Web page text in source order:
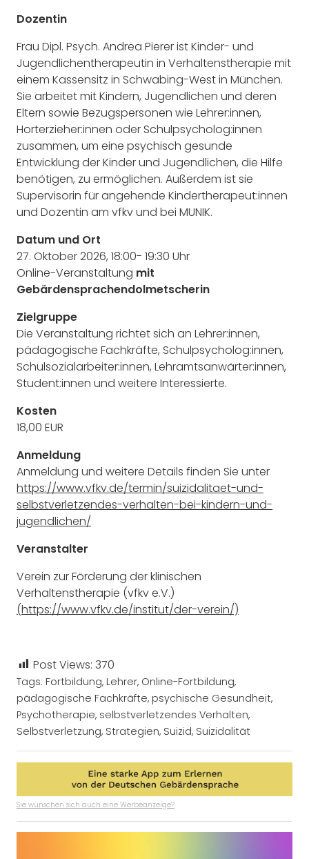
Dozentin
Frau Dipl. Psych. Andrea Pierer ist Kinder- und
Jugendlichentherapeutin in Verhaltenstherapie mit
einem Kassensitz in Schwabing-West in München.
Sie arbeitet mit Kindern, Jugendlichen und deren
Eltern sowie Bezugspersonen wie Lehrer:innen,
Horterzieher:innen oder Schulpsycholog:innen
zusammen, um eine psychisch gesunde
Entwicklung der Kinder und Jugendlichen, die Hilfe
benötigen, zu ermöglichen. Außerdem ist sie
Supervisorin für angehende Kindertherapeut:innen
und Dozentin am vfkv und bei MUNIK.
Datum und Ort
27. Oktober 2026, 18:00- 19:30 Uhr
Online-Veranstaltung mit
Gebärdensprachendolmetscherin
Zielgruppe
Die Veranstaltung richtet sich an Lehrer:innen,
pädagogische Fachkräfte, Schulpsycholog:innen,
Schulsozialarbeiter:innen, Lehramtsanwärter:innen,
Student:innen und weitere Interessierte.
Kosten
18,00 EUR
Anmeldung
Anmeldung und weitere Details finden Sie unter
https://www.vfkv.de/termin/suizidalitaet-und-
selbstverletzendes-verhalten-bei-kindern-und-
jugendlichen/
Veranstalter
Verein zur Förderung der klinischen
Verhaltenstherapie (vfkv e.V.)
(https://www.vfkv.de/institut/der-verein/)
Post Views: 370
Tags: Fortbildung, Lehrer, Online-Fortbildung,
pädagogische Fachkräfte, psychische Gesundheit,
Psychotherapie, selbstverletzendes Verhalten,
Selbstverletzung, Strategien, Suizid, Suizidalität
Sie wünschen sich auch eine Werbeanzeige?